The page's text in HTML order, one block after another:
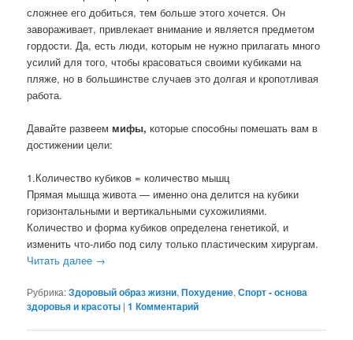
сложнее его добиться, тем больше этого хочется. Он
завораживает, привлекает внимание и является предметом
гордости. Да, есть люди, которым не нужно прилагать много
усилий для того, чтобы красоваться своими кубиками на
пляже, но в большинстве случаев это долгая и кропотливая
работа.
Давайте развеем мифы, которые способны помешать вам в
достижении цели:
1.Количество кубиков = количество мышц
Прямая мышца живота — именно она делится на кубики
горизонтальными и вертикальными сухожилиями.
Количество и форма кубиков определена генетикой, и
изменить что-либо под силу только пластическим хирургам.
Читать далее →
Рубрика:Здоровый образ жизни,Похудение,Спорт - основа
здоровья и красоты |1 Комментарий